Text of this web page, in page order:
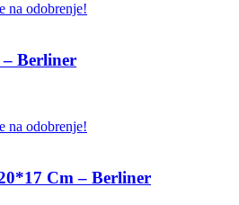
na odobrenje!
Berliner
na odobrenje!
Cm – Berliner